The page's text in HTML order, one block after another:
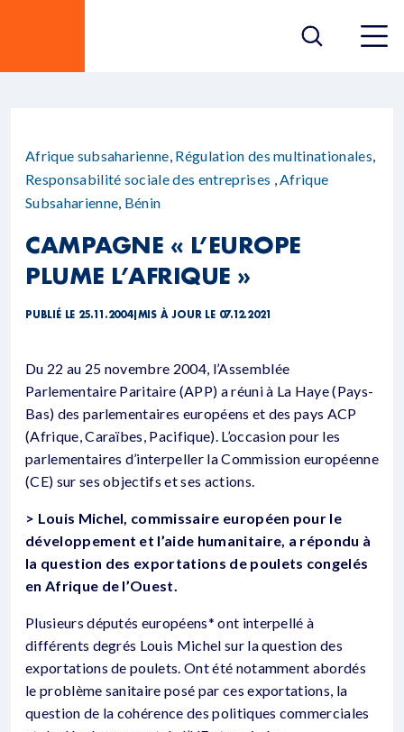
Afrique subsaharienne, Régulation des multinationales,
Responsabilité sociale des entreprises ,Afrique
Subsaharienne, Bénin
CAMPAGNE « L’EUROPE
PLUME L’AFRIQUE »
PUBLIÉ LE 25.11.2004| MIS À JOUR LE 07.12.2021
Du 22 au 25 novembre 2004, l’Assemblée
Parlementaire Paritaire (APP) a réuni à La Haye (Pays-
Bas) des parlementaires européens et des pays ACP
(Afrique, Caraïbes, Pacifique). L’occasion pour les
parlementaires d’interpeller la Commission européenne
(CE) sur ses objectifs et ses actions.
> Louis Michel, commissaire européen pour le
développement et l’aide humanitaire, a répondu à
la question des exportations de poulets congelés
en Afrique de l’Ouest.
Plusieurs députés européens* ont interpellé à
différents degrés Louis Michel sur la question des
exportations de poulets. Ont été notamment abordés
le problème sanitaire posé par ces exportations, la
question de la cohérence des politiques commerciales